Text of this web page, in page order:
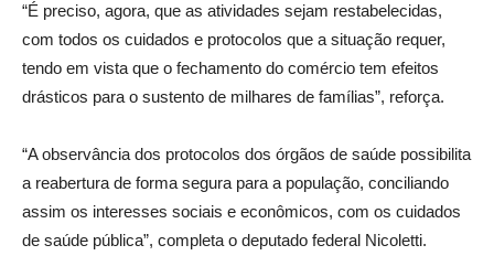
“É preciso, agora, que as atividades sejam restabelecidas,
com todos os cuidados e protocolos que a situação requer,
tendo em vista que o fechamento do comércio tem efeitos
drásticos para o sustento de milhares de famílias”, reforça.
“A observância dos protocolos dos órgãos de saúde possibilita
a reabertura de forma segura para a população, conciliando
assim os interesses sociais e econômicos, com os cuidados
de saúde pública”, completa o deputado federal Nicoletti.